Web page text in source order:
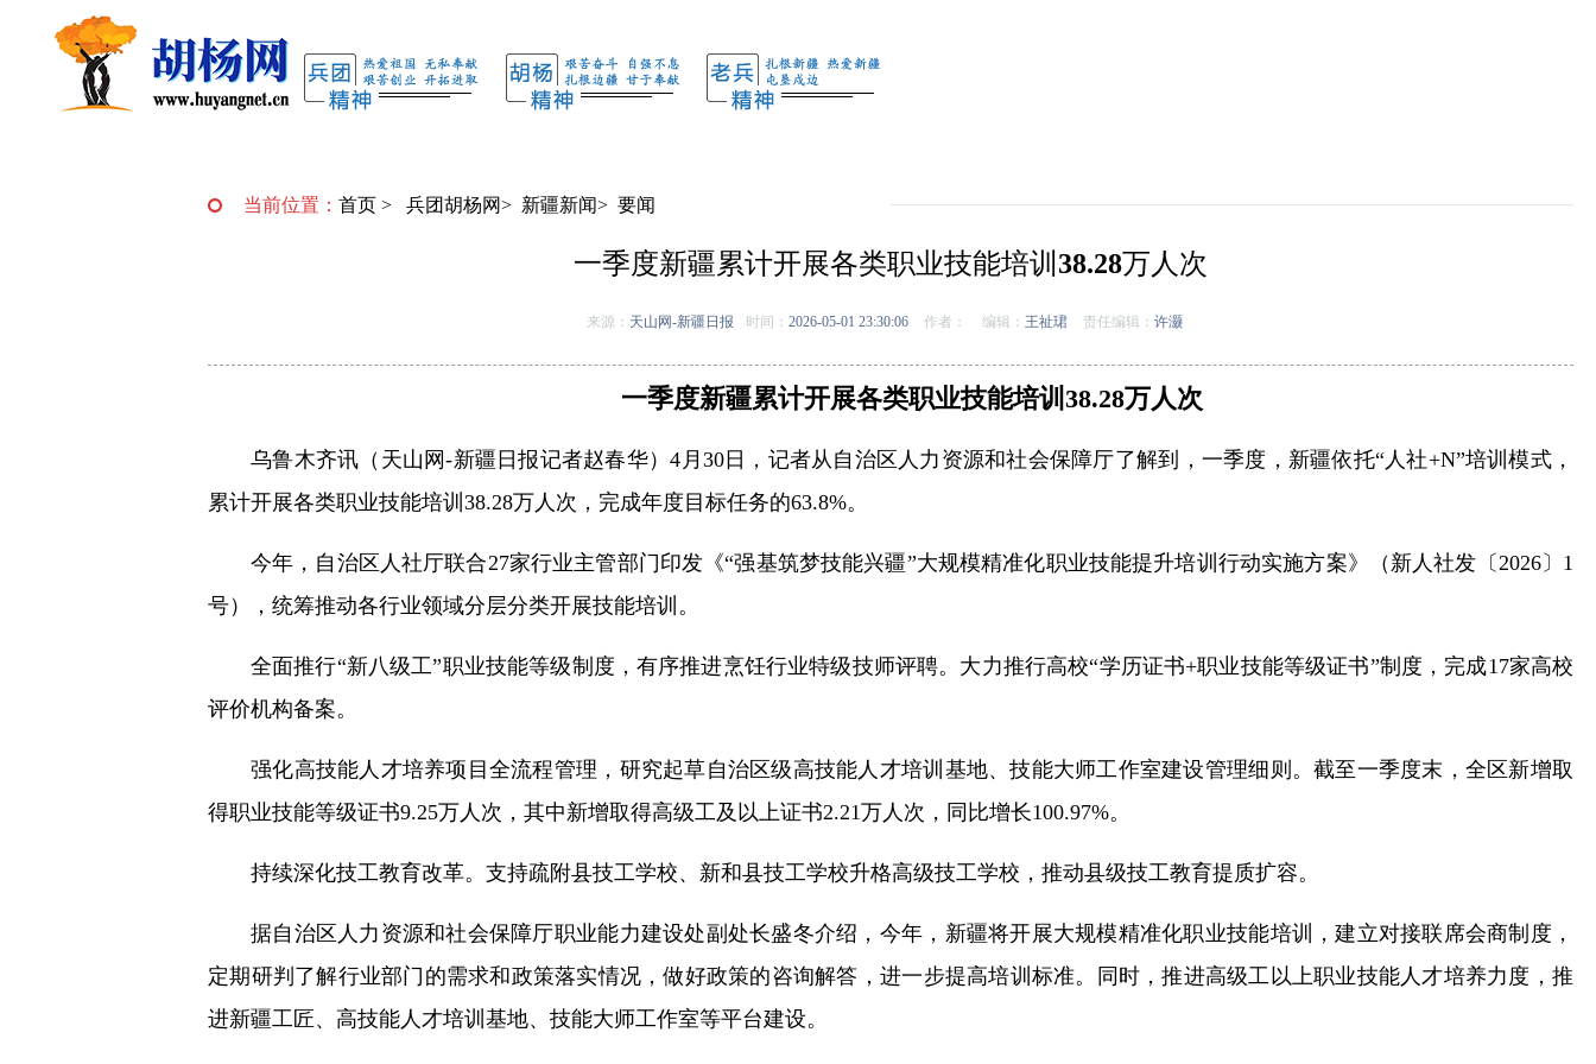
当前位置： 首页 > 兵团胡杨网> 新疆新闻> 要闻
一季度新疆累计开展各类职业技能培训38.28万人次
来源： 天山网-新疆日报 时间： 2026-05-01 23:30:06 作者： 编辑： 王祉珺 责任编辑： 许灏
一季度新疆累计开展各类职业技能培训38.28万人次
乌鲁木齐讯（天山网-新疆日报记者赵春华）4月30日，记者从自治区人力资源和社会保障厅了解到，一季度，新疆依托“人社+N”培训模式，
累计开展各类职业技能培训38.28万人次，完成年度目标任务的63.8%。
今年，自治区人社厅联合27家行业主管部门印发《“强基筑梦技能兴疆”大规模精准化职业技能提升培训行动实施方案》（新人社发〔2026〕1
号），统筹推动各行业领域分层分类开展技能培训。
全面推行“新八级工”职业技能等级制度，有序推进烹饪行业特级技师评聘。大力推行高校“学历证书+职业技能等级证书”制度，完成17家高校
评价机构备案。
强化高技能人才培养项目全流程管理，研究起草自治区级高技能人才培训基地、技能大师工作室建设管理细则。截至一季度末，全区新增取
得职业技能等级证书9.25万人次，其中新增取得高级工及以上证书2.21万人次，同比增长100.97%。
持续深化技工教育改革。支持疏附县技工学校、新和县技工学校升格高级技工学校，推动县级技工教育提质扩容。
据自治区人力资源和社会保障厅职业能力建设处副处长盛冬介绍，今年，新疆将开展大规模精准化职业技能培训，建立对接联席会商制度，
定期研判了解行业部门的需求和政策落实情况，做好政策的咨询解答，进一步提高培训标准。同时，推进高级工以上职业技能人才培养力度，推
进新疆工匠、高技能人才培训基地、技能大师工作室等平台建设。